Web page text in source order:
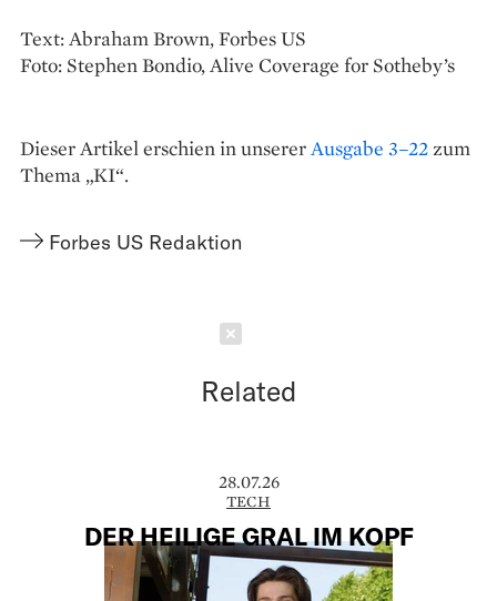
Text: Abraham Brown, Forbes US
Foto: Stephen Bondio, Alive Coverage for Sotheby’s
Dieser Artikel erschien in unsererAusgabe 3–22zum
Thema „KI“.
Forbes US Redaktion
Related
28.07.26
TECH
DER HEILIGE GRAL IM KOPF